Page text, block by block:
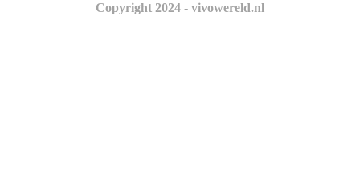
Copyright 2024 - vivowereld.nl